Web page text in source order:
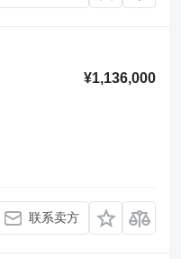
¥1,136,000
联系卖方